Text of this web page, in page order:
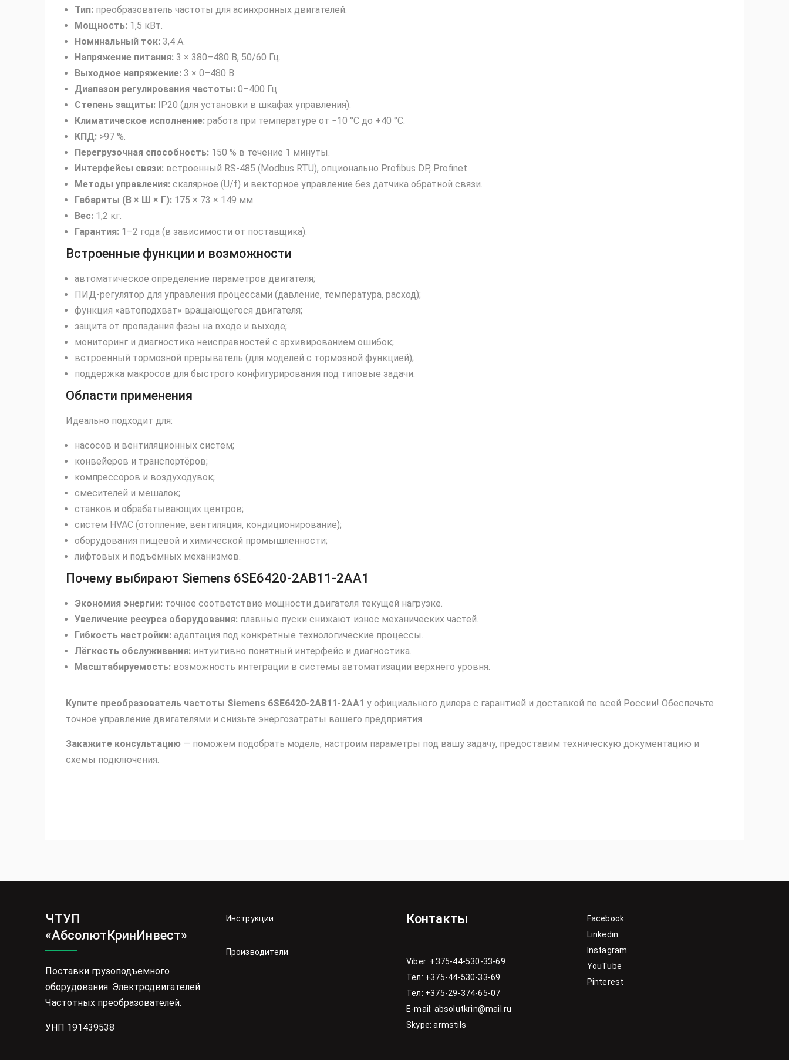
Тип: преобразователь частоты для асинхронных двигателей.
Мощность: 1,5 кВт.
Номинальный ток: 3,4 А.
Напряжение питания: 3 × 380–480 В, 50/60 Гц.
Выходное напряжение: 3 × 0–480 В.
Диапазон регулирования частоты: 0–400 Гц.
Степень защиты: IP20 (для установки в шкафах управления).
Климатическое исполнение: работа при температуре от −10 °C до +40 °C.
КПД: >97 %.
Перегрузочная способность: 150 % в течение 1 минуты.
Интерфейсы связи: встроенный RS‑485 (Modbus RTU), опционально Profibus DP, Profinet.
Методы управления: скалярное (U/f) и векторное управление без датчика обратной связи.
Габариты (В × Ш × Г): 175 × 73 × 149 мм.
Вес: 1,2 кг.
Гарантия: 1–2 года (в зависимости от поставщика).
Встроенные функции и возможности
автоматическое определение параметров двигателя;
ПИД‑регулятор для управления процессами (давление, температура, расход);
функция «автоподхват» вращающегося двигателя;
защита от пропадания фазы на входе и выходе;
мониторинг и диагностика неисправностей с архивированием ошибок;
встроенный тормозной прерыватель (для моделей с тормозной функцией);
поддержка макросов для быстрого конфигурирования под типовые задачи.
Области применения
Идеально подходит для:
насосов и вентиляционных систем;
конвейеров и транспортёров;
компрессоров и воздуходувок;
смесителей и мешалок;
станков и обрабатывающих центров;
систем HVAC (отопление, вентиляция, кондиционирование);
оборудования пищевой и химической промышленности;
лифтовых и подъёмных механизмов.
Почему выбирают Siemens 6SE6420‑2AB11‑2AA1
Экономия энергии: точное соответствие мощности двигателя текущей нагрузке.
Увеличение ресурса оборудования: плавные пуски снижают износ механических частей.
Гибкость настройки: адаптация под конкретные технологические процессы.
Лёгкость обслуживания: интуитивно понятный интерфейс и диагностика.
Масштабируемость: возможность интеграции в системы автоматизации верхнего уровня.
Купите преобразователь частоты Siemens 6SE6420‑2AB11‑2AA1 у официального дилера с гарантией и доставкой по всей России! Обеспечьте
точное управление двигателями и снизьте энергозатраты вашего предприятия.
Закажите консультацию — поможем подобрать модель, настроим параметры под вашу задачу, предоставим техническую документацию и
схемы подключения.
ЧТУП
«АбсолютКринИнвест»
Поставки грузоподъемного
оборудования. Электродвигателей.
Частотных преобразователей.
УНП 191439538
Инструкции
Производители
Контакты
Viber: +375-44-530-33-69
Тел: +375-44-530-33-69
Тел: +375-29-374-65-07
E-mail: absolutkrin@mail.ru
Skype: armstils
Facebook
Linkedin
Instagram
YouTube
Pinterest